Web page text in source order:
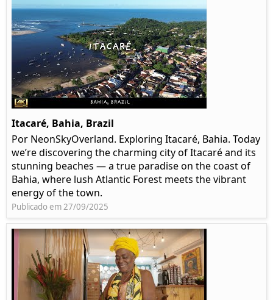
Itacaré, Bahia, Brazil
Por NeonSkyOverland. Exploring Itacaré, Bahia. Today
we’re discovering the charming city of Itacaré and its
stunning beaches — a true paradise on the coast of
Bahia, where lush Atlantic Forest meets the vibrant
energy of the town.
Publicado em 27/09/2025